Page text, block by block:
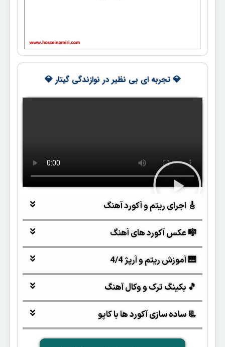
💎 تجربه ای بی نظیر در نوازندگی گیتار 💎
🎸 اجرای ریتم و آکورد آهنگ
🎼 عکس آکورد های آهنگ
🎹 آموزش ریتم و آرپژ 4/4
🎵 بکینگ ترک و وکال آهنگ
📃 ساده سازی آکورد ها با کاپو